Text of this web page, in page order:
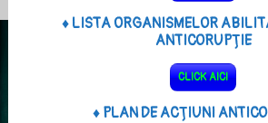
♦ LISTA ORGANISMELOR
ANTICORUPȚIE
CLICK AICI
♦ PLAN DE ACȚIUNI